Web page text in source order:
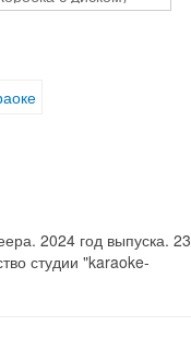
2024 год выпуска. 23
студии "karaoke-